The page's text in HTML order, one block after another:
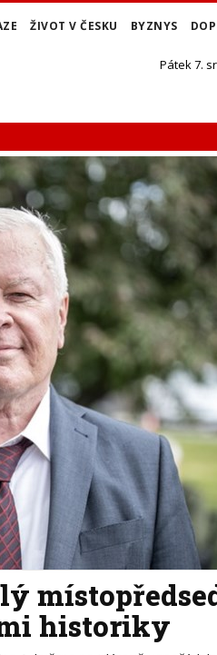
ŽIVOT V ČESKU BYZNYS
Pátek 7.
historiky